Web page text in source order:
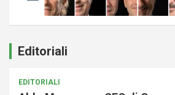
Editoriali
EDITORIALI